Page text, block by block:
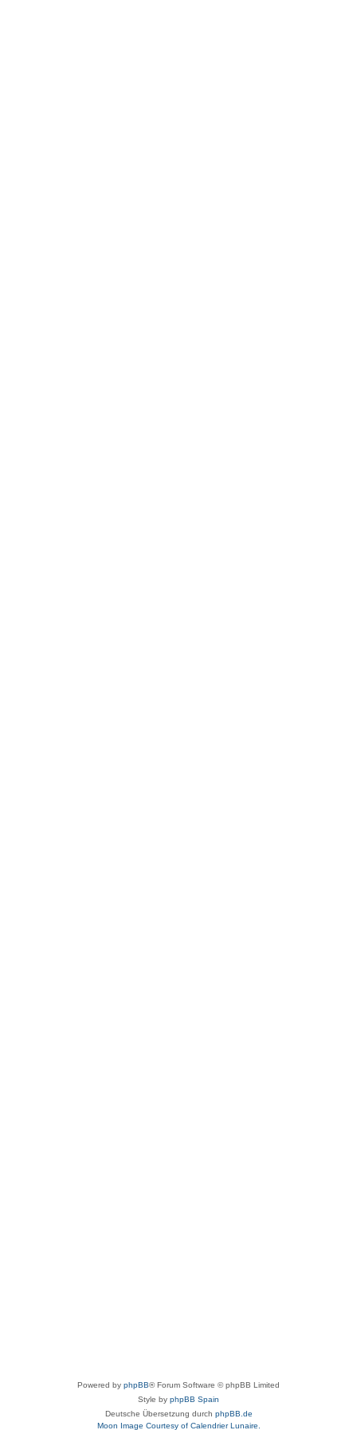
Powered by phpBB® Forum Software © phpBB Limited
Style by phpBB Spain
Deutsche Übersetzung durch phpBB.de
Moon Image Courtesy of Calendrier Lunaire.